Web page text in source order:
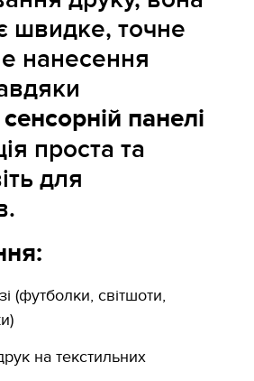
швидке, точне
нанесення
сенсорній панелі
проста та
для
(футболки, світшоти,
на текстильних